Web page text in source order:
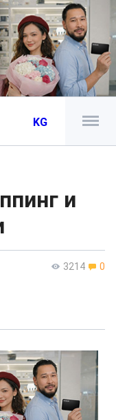
KG
и
3214 0